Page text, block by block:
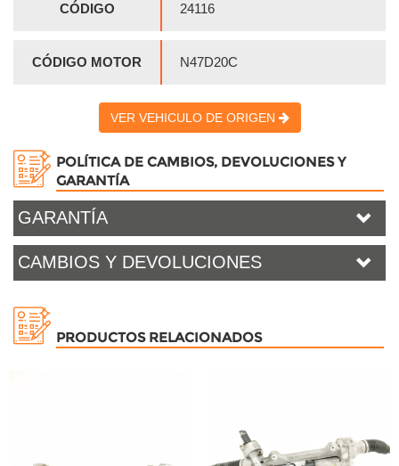
CÓDIGO 24116
CÓDIGO MOTOR N47D20C
VER VEHICULO DE ORIGEN
POLÍTICA DE CAMBIOS, DEVOLUCIONES Y
GARANTÍA
GARANTÍA
CAMBIOS Y DEVOLUCIONES
PRODUCTOS RELACIONADOS